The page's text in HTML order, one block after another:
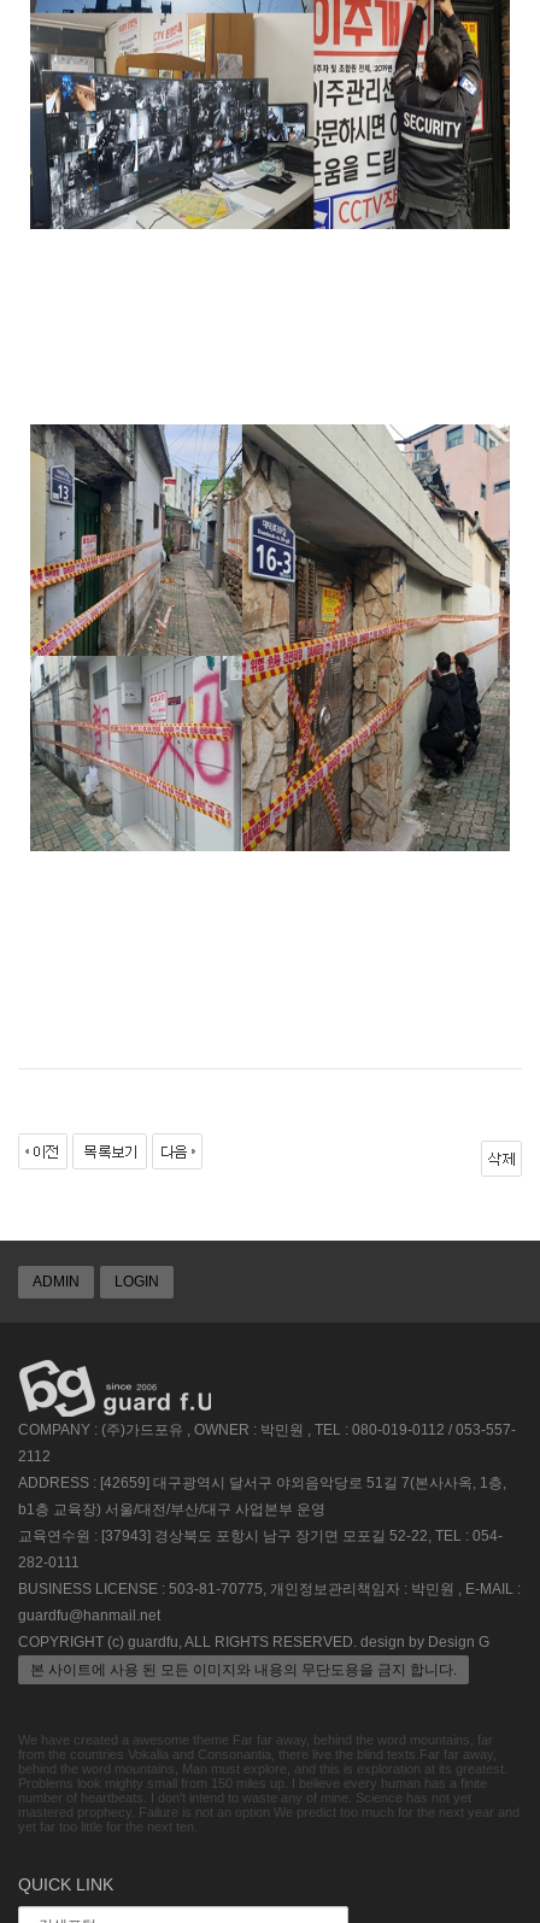
ADMIN LOGIN
COMPANY : (주)가드포유 , OWNER : 박민원 , TEL : 080-019-0112 / 053-557-
2112
ADDRESS : [42659] 대구광역시 달서구 야외음악당로 51길 7(본사사옥, 1층,
b1층 교육장) 서울/대전/부산/대구 사업본부 운영
교육연수원 : [37943] 경상북도 포항시 남구 장기면 모포길 52-22, TEL : 054-
282-0111
BUSINESS LICENSE : 503-81-70775, 개인정보관리책임자 : 박민원 , E-MAIL :
guardfu@hanmail.net
COPYRIGHT (c) guardfu, ALL RIGHTS RESERVED. design by Design G
본 사이트에 사용 된 모든 이미지와 내용의 무단도용을 금지 합니다.
We have created a awesome theme Far far away, behind the word mountains, far
from the countries Vokalia and Consonantia, there live the blind texts.Far far away,
behind the word mountains, Man must explore, and this is exploration at its greatest.
Problems look mighty small from 150 miles up. I believe every human has a finite
number of heartbeats. I don't intend to waste any of mine. Science has not yet
mastered prophecy. Failure is not an option We predict too much for the next year and
yet far too little for the next ten.
QUICK LINK